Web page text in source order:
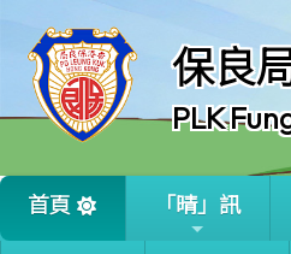
保良
PLK
首頁 「晴」訊